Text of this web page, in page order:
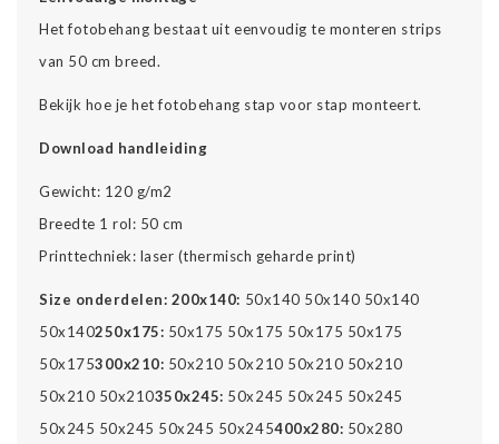
Het fotobehang bestaat uit eenvoudig te monteren strips
van 50 cm breed.
Bekijk hoe je het fotobehang stap voor stap monteert.
Download handleiding
Gewicht: 120 g/m2
Breedte 1 rol: 50 cm
Printtechniek: laser (thermisch geharde print)
Size onderdelen: 200x140: 50x140 50x140 50x140
50x140250x175: 50x175 50x175 50x175 50x175
50x175300x210: 50x210 50x210 50x210 50x210
50x210 50x210350x245: 50x245 50x245 50x245
50x245 50x245 50x245 50x245400x280: 50x280